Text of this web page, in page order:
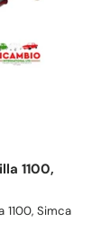
1100,
1100, Simca